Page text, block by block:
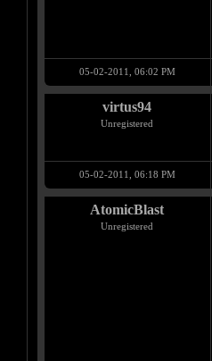
05-02-2011, 06:02 PM
virtus94
Unregistered
05-02-2011, 06:18 PM
AtomicBlast
Unregistered